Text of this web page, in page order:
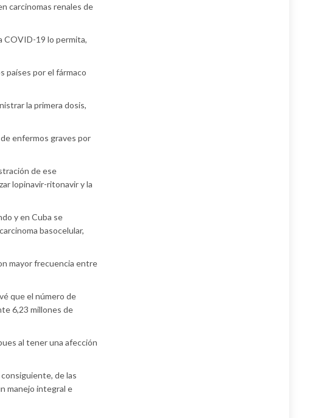
carcinomas renales de
COVID-19 lo permita,
países por el fármaco
la primera dosis,
enfermos graves por
de ese
lopinavir-ritonavir y la
y en Cuba se
basocelular,
mayor frecuencia entre
que el número de
6,23 millones de
al tener una afección
de las
manejo integral e